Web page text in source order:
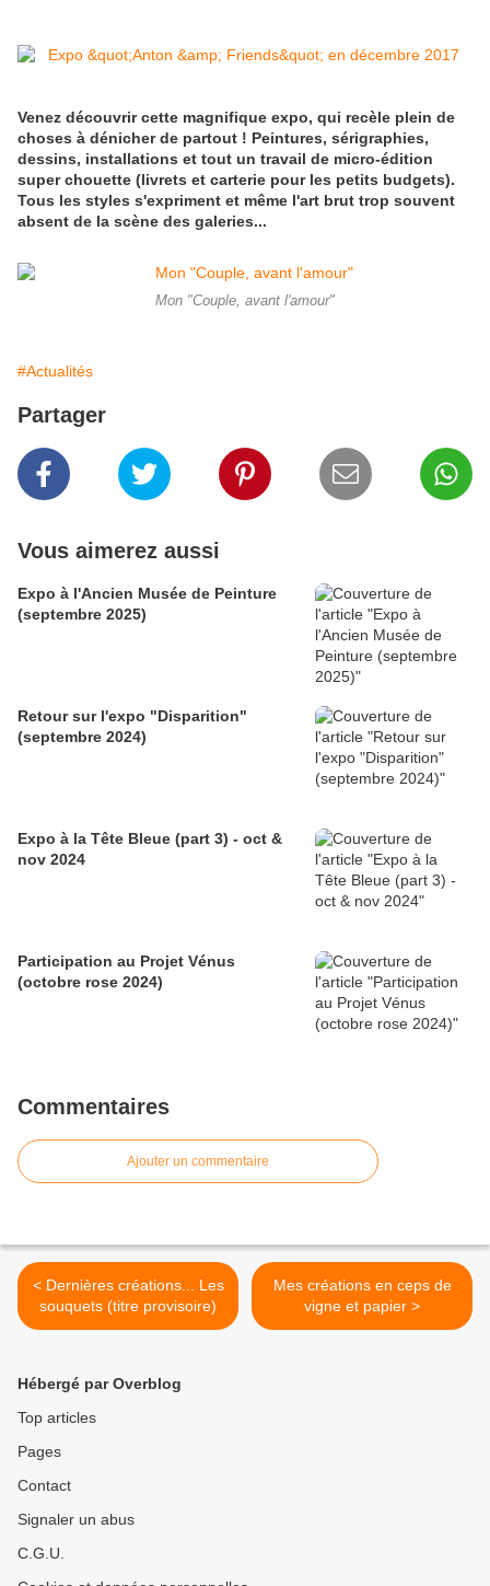
Venez découvrir cette magnifique expo, qui recèle plein de
choses à dénicher de partout ! Peintures, sérigraphies,
dessins, installations et tout un travail de micro-édition
super chouette (livrets et carterie pour les petits budgets).
Tous les styles s'expriment et même l'art brut trop souvent
absent de la scène des galeries...
Mon "Couple, avant l'amour"
#Actualités
Partager
Vous aimerez aussi
Expo à l'Ancien Musée de Peinture
(septembre 2025)
Retour sur l'expo "Disparition"
(septembre 2024)
Expo à la Tête Bleue (part 3) - oct &
nov 2024
Participation au Projet Vénus
(octobre rose 2024)
Commentaires
Ajouter un commentaire
< Dernières créations... Les
souquets (titre provisoire)
Mes créations en ceps de
vigne et papier >
Hébergé par Overblog
Top articles
Pages
Contact
Signaler un abus
C.G.U.